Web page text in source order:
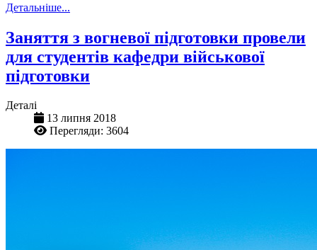
Детальніше...
Заняття з вогневої підготовки провели
для студентів кафедри військової
підготовки
Деталі
13 липня 2018
Перегляди: 3604